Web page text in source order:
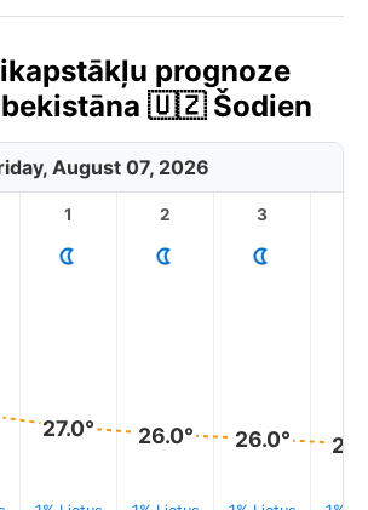
prognoze
🇺🇿 Šodien
August 07, 2026
1
27.0°
2
26.0°
3
26.0°